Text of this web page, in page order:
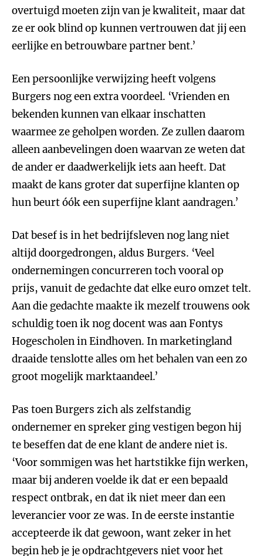
overtuigd moeten zijn van je kwaliteit, maar dat
ze er ook blind op kunnen vertrouwen dat jij een
eerlijke en betrouwbare partner bent.’
Een persoonlijke verwijzing heeft volgens
Burgers nog een extra voordeel. ‘Vrienden en
bekenden kunnen van elkaar inschatten
waarmee ze geholpen worden. Ze zullen daarom
alleen aanbevelingen doen waarvan ze weten dat
de ander er daadwerkelijk iets aan heeft. Dat
maakt de kans groter dat superfijne klanten op
hun beurt óók een superfijne klant aandragen.’
Dat besef is in het bedrijfsleven nog lang niet
altijd doorgedrongen, aldus Burgers. ‘Veel
ondernemingen concurreren toch vooral op
prijs, vanuit de gedachte dat elke euro omzet telt.
Aan die gedachte maakte ik mezelf trouwens ook
schuldig toen ik nog docent was aan Fontys
Hogescholen in Eindhoven. In marketingland
draaide tenslotte alles om het behalen van een zo
groot mogelijk marktaandeel.’
Pas toen Burgers zich als zelfstandig
ondernemer en spreker ging vestigen begon hij
te beseffen dat de ene klant de andere niet is.
‘Voor sommigen was het hartstikke fijn werken,
maar bij anderen voelde ik dat er een bepaald
respect ontbrak, en dat ik niet meer dan een
leverancier voor ze was. In de eerste instantie
accepteerde ik dat gewoon, want zeker in het
begin heb je je opdrachtgevers niet voor het